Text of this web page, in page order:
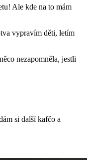
Ale kde na to mám
vypravím děti, letím
nezapomněla, jestli
si další kafčo a